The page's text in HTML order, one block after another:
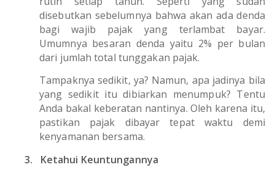
disebutkan sebelumnya bahwa akan ada denda
bagi wajib pajak yang terlambat bayar.
Umumnya besaran denda yaitu 2% per bulan
dari jumlah total tunggakan pajak.
Tampaknya sedikit, ya? Namun, apa jadinya bila
yang sedikit itu dibiarkan menumpuk? Tentu
Anda bakal keberatan nantinya. Oleh karena itu,
pastikan pajak dibayar tepat waktu demi
kenyamanan bersama.
3.
Ketahui Keuntungannya